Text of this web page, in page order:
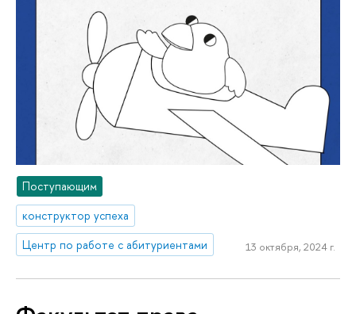
Поступающим
конструктор успеха
Центр по работе с абитуриентами
13 октября, 2024 г.